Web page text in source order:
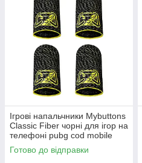
Ігрові напальчники Mybuttons
Classic Fiber чорні для ігор на
телефоні pubg cod mobile
пубг пабг 2 пари
Готово до відправки